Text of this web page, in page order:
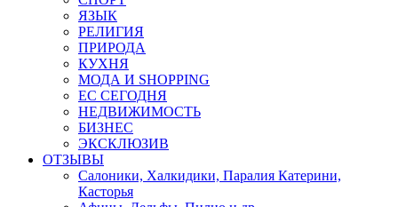
ЯЗЫК
РЕЛИГИЯ
ПРИРОДА
КУХНЯ
МОДА И SHOPPING
ЕС СЕГОДНЯ
НЕДВИЖИМОСТЬ
БИЗНЕС
ЭКСКЛЮЗИВ
ОТЗЫВЫ
Салоники, Халкидики, Паралия Катерини,
Касторья